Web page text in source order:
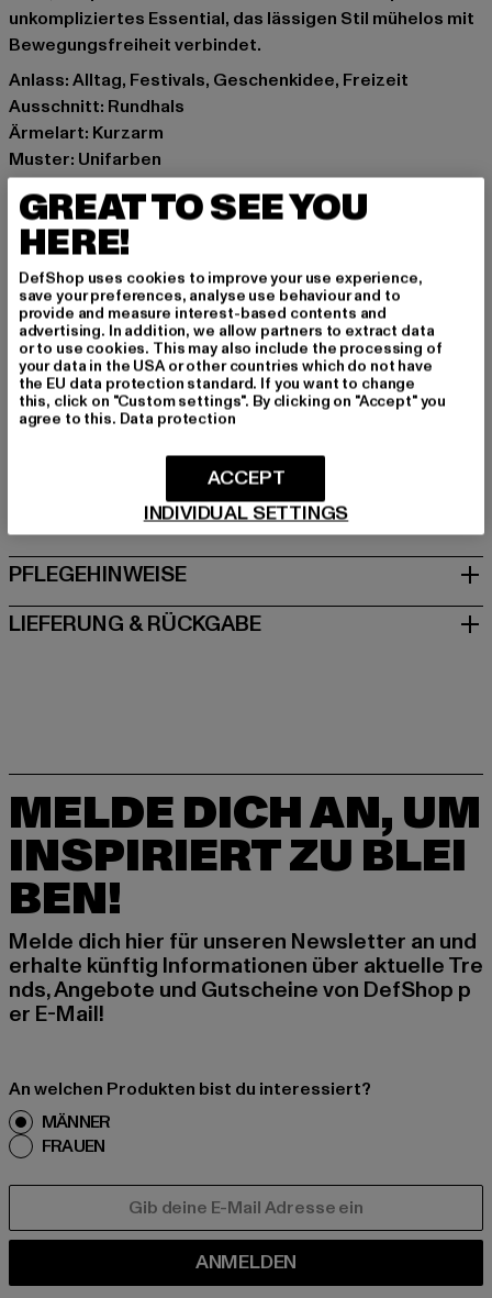
unkompliziertes Essential, das lässigen Stil mühelos mit
Bewegungsfreiheit verbindet.
Anlass: Alltag, Festivals, Geschenkidee, Freizeit
Ausschnitt: Rundhals
Ärmelart: Kurzarm
Muster: Unifarben
Schnitt: Lang
Marke: Urban Classics
Kat.: Day Dresses
Hersteller Farbe: vintagesun
Materialzusammensetzung: 100% Baumwolle
Art.Nr: UCK4104-02427
Hersteller: TB International GmbH |info@tbint.de
Dr.-Robert-Murjahn-Straße 7 | 64372 Ober-Ramstadt |
GRÖSSE & PASSFORM
PFLEGEHINWEISE
LIEFERUNG & RÜCKGABE
MELDE DICH AN, UM
INSPIRIERT ZU BLEI
BEN!
Melde dich hier für unseren Newsletter an und
erhalte künftig Informationen über aktuelle Tre
nds, Angebote und Gutscheine von DefShop p
er E-Mail!
An welchen Produkten bist du interessiert?
MÄNNER
FRAUEN
ANMELDEN
GREAT TO SEE YOU
HERE!
DefShop uses cookies to improve your use experience,
save your preferences, analyse use behaviour and to
provide and measure interest-based contents and
advertising. In addition, we allow partners to extract data
or to use cookies. This may also include the processing of
your data in the USA or other countries which do not have
the EU data protection standard. If you want to change
this, click on "Custom settings". By clicking on "Accept" you
agree to this. Data protection
INDIVIDUAL SETTINGS
ACCEPT